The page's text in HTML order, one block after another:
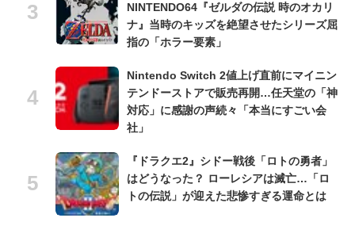
NINTENDO64『ゼルダの伝説 時のオカリ
ナ』当時のキッズを絶望させたシリーズ屈
指の「ホラー要素」
Nintendo Switch 2値上げ直前にマイニン
テンドーストアで販売再開…任天堂の「神
対応」に感謝の声続々「本当にすごい会
社」
『ドラクエ2』シドー戦後「ロトの勇者」
はどうなった？ ローレシアは滅亡…「ロ
トの伝説」が迎えた悲惨すぎる運命とは